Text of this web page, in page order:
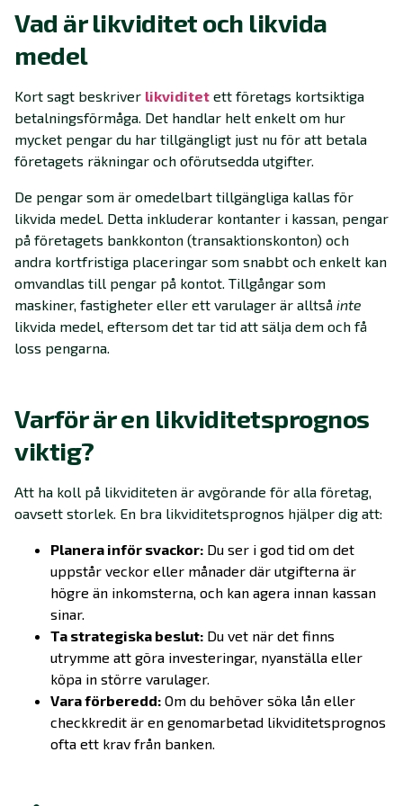
Vad är likviditet och likvida
medel
Kort sagt beskriver likviditet ett företags kortsiktiga
betalningsförmåga. Det handlar helt enkelt om hur
mycket pengar du har tillgängligt just nu för att betala
företagets räkningar och oförutsedda utgifter.
De pengar som är omedelbart tillgängliga kallas för
likvida medel. Detta inkluderar kontanter i kassan, pengar
på företagets bankkonton (transaktionskonton) och
andra kortfristiga placeringar som snabbt och enkelt kan
omvandlas till pengar på kontot. Tillgångar som
maskiner, fastigheter eller ett varulager är alltså inte
likvida medel, eftersom det tar tid att sälja dem och få
loss pengarna.
Varför är en likviditetsprognos
viktig?
Att ha koll på likviditeten är avgörande för alla företag,
oavsett storlek. En bra likviditetsprognos hjälper dig att:
Planera inför svackor: Du ser i god tid om det
uppstår veckor eller månader där utgifterna är
högre än inkomsterna, och kan agera innan kassan
sinar.
Ta strategiska beslut: Du vet när det finns
utrymme att göra investeringar, nyanställa eller
köpa in större varulager.
Vara förberedd: Om du behöver söka lån eller
checkkredit är en genomarbetad likviditetsprognos
ofta ett krav från banken.